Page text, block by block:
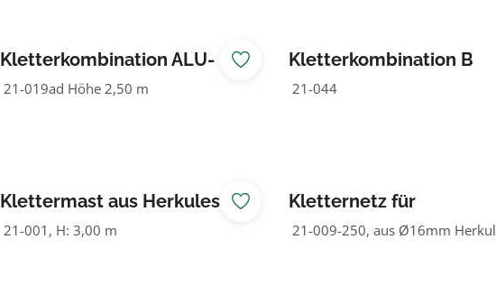
Kletterkombination ALU-
Douglasie
21-019ad Höhe 2,50 m
Kletterkombination B
21-044
Klettermast aus Herkulestau
21-001, H: 3,00 m
Kletternetz für
21-009-250, aus Ø16mm